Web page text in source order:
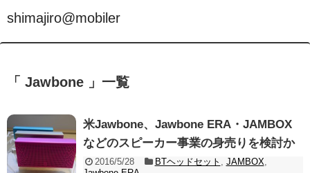
shimajiro@mobiler
「 Jawbone 」一覧
米Jawbone、Jawbone ERA・JAMBOX
などのスピーカー事業の身売りを検討か
2016/5/28 BTヘッドセット JAMBOX